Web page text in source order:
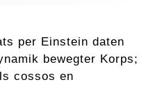
per Einstein daten
bewegter Korps;
cossos en